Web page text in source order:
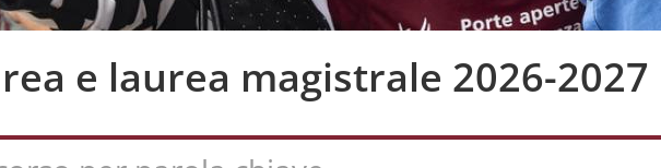
e laurea magistrale 2026-2027